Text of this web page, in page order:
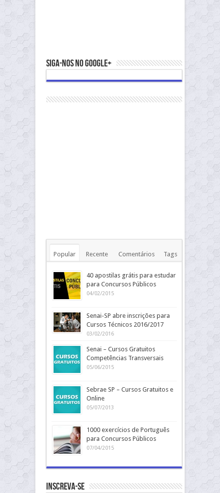
Siga-nos no Google+
Popular Recente Comentários Tags
40 apostilas grátis para estudar
para Concursos Públicos
04/02/2015
Senai-SP abre inscrições para
Cursos Técnicos 2016/2017
03/02/2016
Senai – Cursos Gratuitos
Competências Transversais
05/06/2015
Sebrae SP – Cursos Gratuitos e
Online
05/07/2013
1000 exercícios de Português
para Concursos Públicos
07/04/2015
Inscreva-se